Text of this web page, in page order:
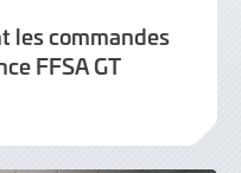
les commandes
FFSA GT